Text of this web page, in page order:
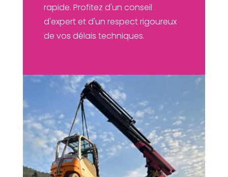
rapide. Profitez d'un conseil
d'expert et d'un respect rigoureux
de vos délais techniques.